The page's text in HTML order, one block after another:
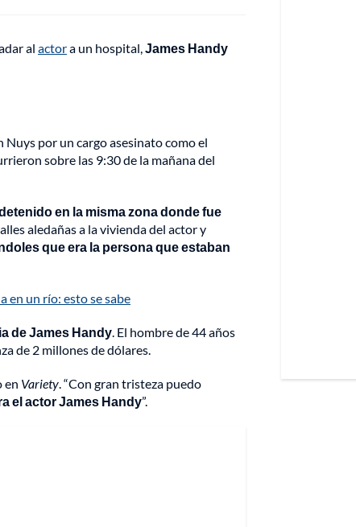
al actora un hospital,James Handy
Nuys por un cargo asesinato como el
sobre las 9:30 de la mañana del
en la misma zona donde fue
aledañas a la vivienda del actor y
que era la persona que estaban
en un río: esto se sabe
de James Handy. El hombre de 44 años
de 2 millones de dólares.
en Variety. “Con gran tristeza puedo
el actor James Handy”.